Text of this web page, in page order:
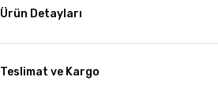
Ürün Detayları
Teslimat ve Kargo